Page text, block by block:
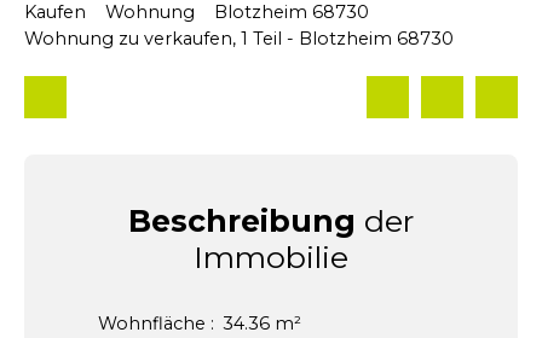
Kaufen Wohnung
Blotzheim 68730
Wohnung zu verkaufen, 1 Teil - Blotzheim 68730
Beschreibung der
Immobilie
Wohnfläche : 34.36 m²